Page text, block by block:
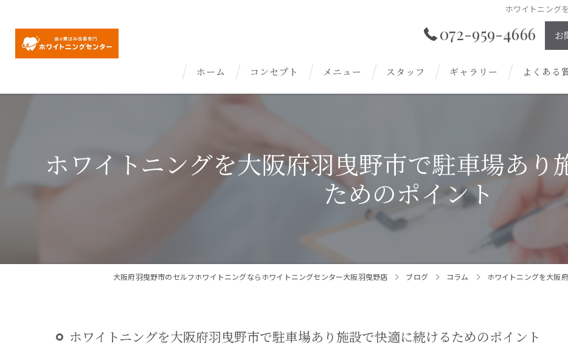
ホワイトニング
072-959-4666 お
ホーム コンセプト メニュー スタッフ ギャラリー よくある
ホワイトニングを大阪府羽曳野市で駐車場あり
ためのポイント
大阪府羽曳野市のセルフホワイトニングならホワイトニングセンター大阪羽曳野店 ブログ コラム ホワイトニングを大阪
ホワイトニングを大阪府羽曳野市で駐車場あり施設で快適に続けるためのポイント